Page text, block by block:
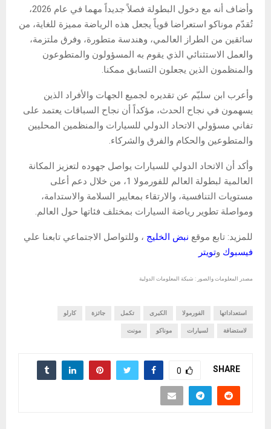
وأضاف أنه مع دخول البطولة فصلاً جديداً مهما في عام 2026،
تُقدّم موناكو استعراضا قوياً يجعل هذه الرياضة مميزة للغاية، من
سائقين من الطراز العالمي، وهندسة متطورة، وفرق ملتزمة،
والعمل الاستثنائي الذي يقوم به المسؤولون والمتطوعون
والمنظمون الذين يجعلون التسابق ممكنا.
وأعرب ابن سليّم عن تقديره لجميع الجهات والأفراد الذين
يسهمون في نجاح الحدث، مؤكداً أن نجاح السباقات يعتمد على
تفاني مسؤولي الاتحاد الدولي للسيارات والمنظمين المحليين
والمتطوعين والحكام والفرق والشركاء.
وأكد أن الاتحاد الدولي للسيارات يواصل جهوده لتعزيز المكانة
العالمية لبطولة العالم للفورمولا 1، من خلال دعم أعلى
مستويات التنافسية، والارتقاء بمعايير السلامة والاستدامة،
ومواصلة تطوير رياضة السيارات بمختلف فئاتها حول العالم.
للمزيد: تابع موقع نبض الخليج ، وللتواصل الاجتماعي تابعنا علي
فيسبوك وتويتر
مصدر المعلومات والصور : شبكة المعلومات الدولية
استعداداتها الفورمولا الكبرى تكمل جائزة كارلو
لاستضافة لسيارات موناكو مونت
SHARE
0